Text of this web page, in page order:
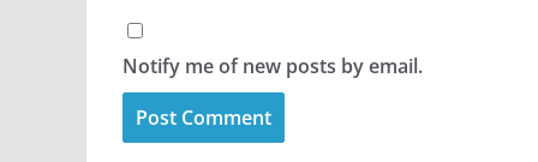
Notify me of new posts by email.